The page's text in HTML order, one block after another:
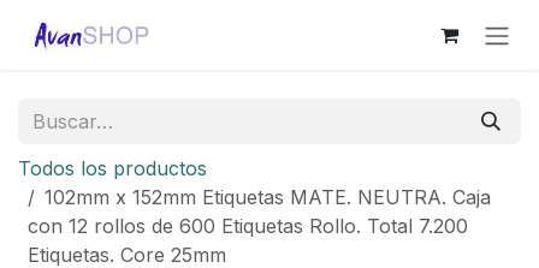
Todos los productos
102mm x 152mm Etiquetas MATE. NEUTRA. Caja
con 12 rollos de 600 Etiquetas Rollo. Total 7.200
Etiquetas. Core 25mm